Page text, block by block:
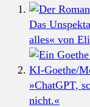
Das
alles« von
»ChatGPT,
nicht.«